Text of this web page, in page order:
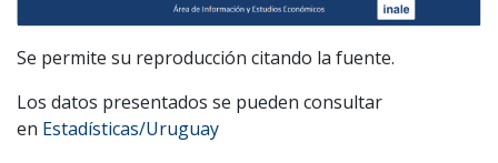
Se permite su reproducción citando la fuente.
Los datos presentados se pueden consultar
en Estadísticas/Uruguay